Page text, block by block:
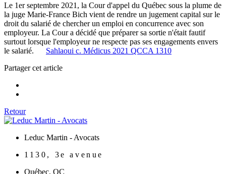
Le 1er septembre 2021, la Cour d'appel du Québec sous la plume de
la juge Marie-France Bich vient de rendre un jugement capital sur le
droit du salarié de chercher un emploi en concurrence avec son
employeur. La Cour a décidé que préparer sa sortie n'était fautif
surtout lorsque l'employeur ne respecte pas ses engagements envers
le salarié. Sahlaoui c. Médicus 2021 QCCA 1310
Partager cet article
Retour
Leduc Martin - Avocats
1130, 3e avenue
Québec, QC